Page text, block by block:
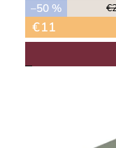
–50 %
€11